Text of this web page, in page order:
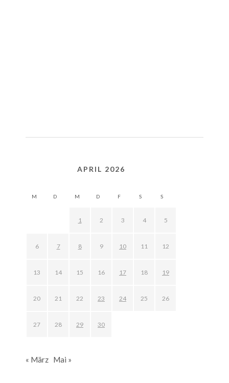
APRIL 2026
M D M D F S S
1 2 3 4 5
6 7 8 9 10 11 12
13 14 15 16 17 18 19
20 21 22 23 24 25 26
27 28 29 30
« März Mai »